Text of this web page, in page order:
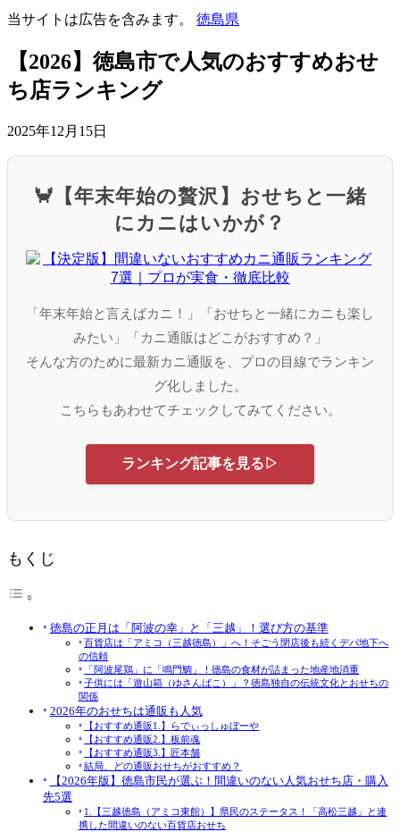
当サイトは広告を含みます。 徳島県
【2026】徳島市で人気のおすすめおせ
ち店ランキング
2025年12月15日
🦀【年末年始の贅沢】おせちと一緒
にカニはいかが？
「年末年始と言えばカニ！」「おせちと一緒にカニも楽し
みたい」「カニ通販はどこがおすすめ？」
そんな方のために最新カニ通販を、プロの目線でランキン
グ化しました。
こちらもあわせてチェックしてみてください。
ランキング記事を見る▷
もくじ
徳島の正月は「阿波の幸」と「三越」！選び方の基準
百貨店は「アミコ（三越徳島）」へ！そごう閉店後も続くデパ地下へ
の信頼
「阿波尾鶏」に「鳴門鯛」！徳島の食材が詰まった地産地消重
子供には「遊山箱（ゆさんばこ）」？徳島独自の伝統文化とおせちの
関係
2026年のおせちは通販も人気
【おすすめ通販1.】らでぃっしゅぼーや
【おすすめ通販2.】板前魂
【おすすめ通販3.】匠本舗
結局、どの通販おせちがおすすめ？
【2026年版】徳島市民が選ぶ！間違いのない人気おせち店・購入
先5選
1.【三越徳島（アミコ東館）】県民のステータス！「高松三越」と連
携した間違いのない百貨店おせち